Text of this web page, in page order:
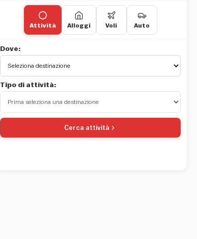
Attività Alloggi Voli Auto
Dove:
Tipo di attività:
Cerca attività